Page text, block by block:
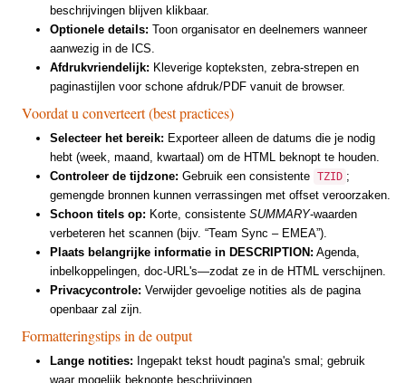
beschrijvingen blijven klikbaar.
Optionele details: Toon organisator en deelnemers wanneer
aanwezig in de ICS.
Afdrukvriendelijk: Kleverige kopteksten, zebra-strepen en
paginastijlen voor schone afdruk/PDF vanuit de browser.
Voordat u converteert (best practices)
Selecteer het bereik: Exporteer alleen de datums die je nodig
hebt (week, maand, kwartaal) om de HTML beknopt te houden.
Controleer de tijdzone: Gebruik een consistente TZID ;
gemengde bronnen kunnen verrassingen met offset veroorzaken.
Schoon titels op: Korte, consistente SUMMARY-waarden
verbeteren het scannen (bijv. “Team Sync – EMEA”).
Plaats belangrijke informatie in DESCRIPTION: Agenda,
inbelkoppelingen, doc-URL's—zodat ze in de HTML verschijnen.
Privacycontrole: Verwijder gevoelige notities als de pagina
openbaar zal zijn.
Formatteringstips in de output
Lange notities: Ingepakt tekst houdt pagina's smal; gebruik
waar mogelijk beknopte beschrijvingen.